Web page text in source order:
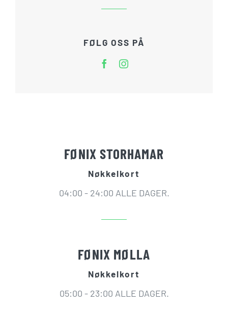
FØLG OSS PÅ
FØNIX STORHAMAR
Nøkkelkort
04:00 - 24:00 ALLE DAGER.
FØNIX MØLLA
Nøkkelkort
05:00 - 23:00 ALLE DAGER.